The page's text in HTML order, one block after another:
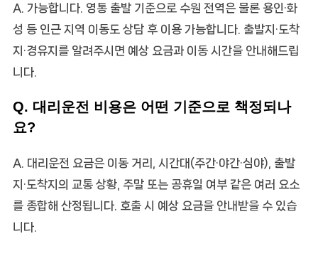
A. 가능합니다. 영통 출발 기준으로 수원 전역은 물론 용인·화
성 등 인근 지역 이동도 상담 후 이용 가능합니다. 출발지·도착
지·경유지를 알려주시면 예상 요금과 이동 시간을 안내해드립
니다.
Q. 대리운전 비용은 어떤 기준으로 책정되나
요?
A. 대리운전 요금은 이동 거리, 시간대(주간·야간·심야), 출발
지·도착지의 교통 상황, 주말 또는 공휴일 여부 같은 여러 요소
를 종합해 산정됩니다. 호출 시 예상 요금을 안내받을 수 있습
니다.